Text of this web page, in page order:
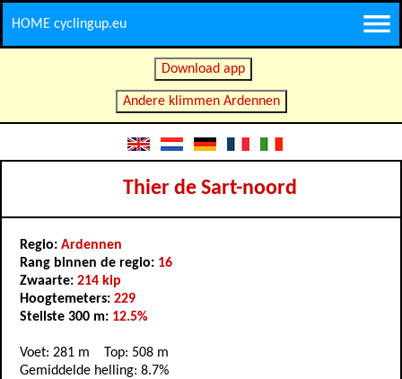
HOME cyclingup.eu
Download app
Andere klimmen Ardennen
Thier de Sart-noord
Regio: Ardennen
Rang binnen de regio: 16
Zwaarte: 214 kip
Hoogtemeters: 229
Steilste 300 m: 12.5%
Voet: 281 m Top: 508 m
Gemiddelde helling: 8.7%